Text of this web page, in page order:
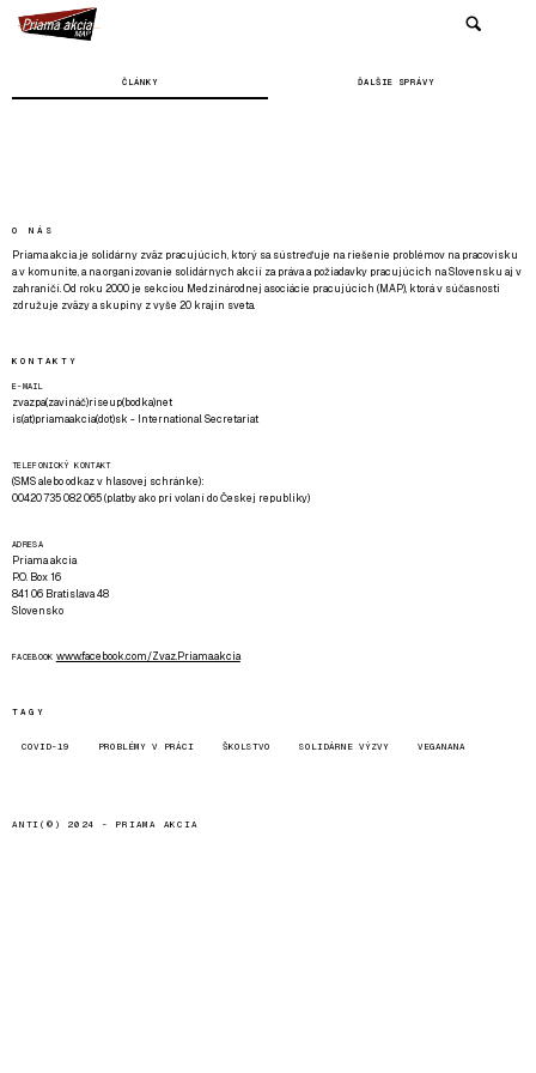
ČLÁNKY ĎALŠIE SPRÁVY
O NÁS
Priama akcia je solidárny zväz pracujúcich, ktorý sa sústreďuje na riešenie problémov na pracovisku
a v komunite, a na organizovanie solidárnych akcií za práva a požiadavky pracujúcich na Slovensku aj v
zahraničí. Od roku 2000 je sekciou Medzinárodnej asociácie pracujúcich (MAP), ktorá v súčasnosti
združuje zväzy a skupiny z vyše 20 krajín sveta.
KONTAKTY
E-MAIL
zvazpa(zavináč)riseup(bodka)net
is(at)priamaakcia(dot)sk - International Secretariat
TELEFONICKÝ KONTAKT
(SMS alebo odkaz v hlasovej schránke):
00420 735 082 065 (platby ako pri volaní do Českej republiky)
ADRESA
Priama akcia
P.O. Box 16
841 06 Bratislava 48
Slovensko
FACEBOOK www.facebook.com/Zvaz.Priama.akcia
TAGY
COVID-19 PROBLÉMY V PRÁCI ŠKOLSTVO SOLIDÁRNE VÝZVY VEGANANA
ANTI(©) 2024 - PRIAMA AKCIA